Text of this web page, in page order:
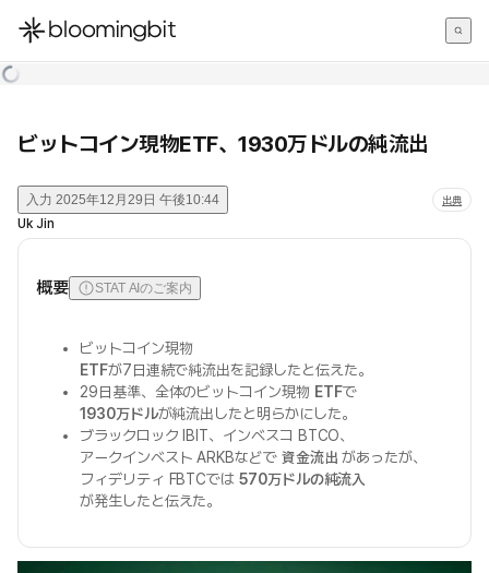
한국어
ビットコイン現物ETF、1930万ドルの純流出
入力 2025年12月29日 午後10:44 出典
Uk Jin
概要 STAT AIのご案内
ビットコイン現物
ETFが7日連続で純流出を記録したと伝えた。
29日基準、全体のビットコイン現物 ETFで
1930万ドルが純流出したと明らかにした。
ブラックロック IBIT、インベスコ BTCO、
アークインベスト ARKBなどで 資金流出 があったが、
フィデリティ FBTCでは570万ドルの純流入
が発生したと伝えた。